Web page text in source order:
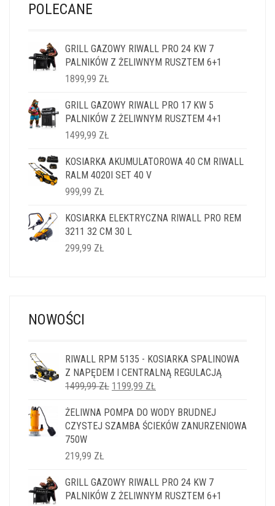
POLECANE
GRILL GAZOWY RIWALL PRO 24 KW 7
PALNIKÓW Z ŻELIWNYM RUSZTEM 6+1
1899,99 ZŁ
GRILL GAZOWY RIWALL PRO 17 KW 5
PALNIKÓW Z ŻELIWNYM RUSZTEM 4+1
1499,99 ZŁ
KOSIARKA AKUMULATOROWA 40 CM RIWALL
RALM 4020I SET 40 V
999,99 ZŁ
KOSIARKA ELEKTRYCZNA RIWALL PRO REM
3211 32 CM 30 L
299,99 ZŁ
NOWOŚCI
RIWALL RPM 5135 - KOSIARKA SPALINOWA
Z NAPĘDEM I CENTRALNĄ REGULACJĄ
1499,99ZŁ PIERWOTNA
WYNOSIŁA:
1499,99 ZŁ.
1199,99 ZŁ
WYNOSI:
1199,99 ZŁ.
ŻELIWNA POMPA DO WODY BRUDNEJ
CZYSTEJ SZAMBA ŚCIEKÓW ZANURZENIOWA
750W
219,99 ZŁ
GRILL GAZOWY RIWALL PRO 24 KW 7
PALNIKÓW Z ŻELIWNYM RUSZTEM 6+1